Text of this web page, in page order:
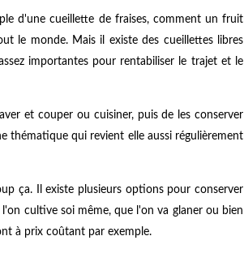
d'une cueillette de fraises, comment un fruit
le monde. Mais il existe des cueillettes libres
importantes pour rentabiliser le trajet et le
et couper ou cuisiner, puis de les conserver
thématique qui revient elle aussi régulièrement
ça. Il existe plusieurs options pour conserver
cultive soi même, que l'on va glaner ou bien
à prix coûtant par exemple.